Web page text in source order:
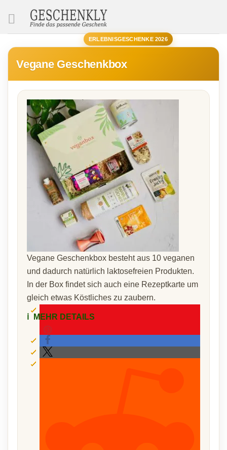
ERLEBNISGESCHENKE 2026
Vegane Geschenkbox
Vegane Geschenkbox besteht aus 10 veganen
und dadurch natürlich laktosefreien Produkten.
In der Box findet sich auch eine Rezeptkarte um
gleich etwas Köstliches zu zaubern.
ℹ️ MEHR DETAILS